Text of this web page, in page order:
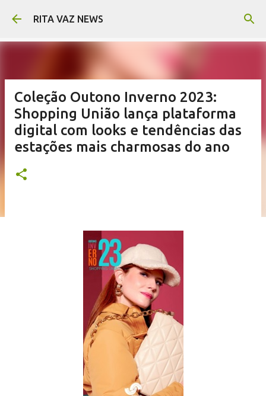
Pular para o conteúdo principal
RITA VAZ NEWS
Coleção Outono Inverno 2023:
Shopping União lança plataforma
digital com looks e tendências das
estações mais charmosas do ano